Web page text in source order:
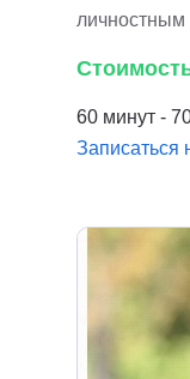
личностным
60 минут -
Записаться